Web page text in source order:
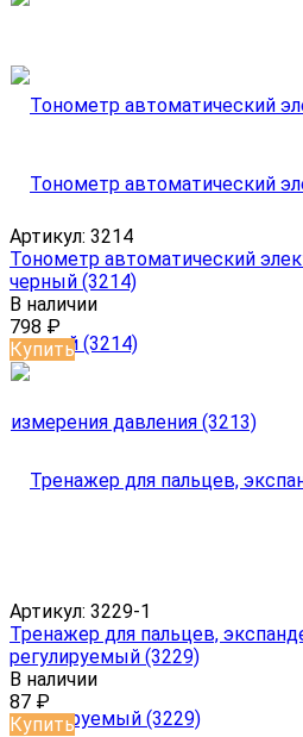
Артикул: 3214
Тонометр автоматический
черный (3214)
В наличии
798 ₽
Купить
Артикул: 3229-1
Тренажер для пальцев,
регулируемый (3229)
В наличии
87 ₽
Купить